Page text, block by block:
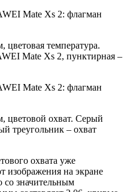
температура.
Mate Xs 2, пунктирная –
цветовой охват. Серый
треугольник – охват
охвата уже
изображения на экране
со значительным